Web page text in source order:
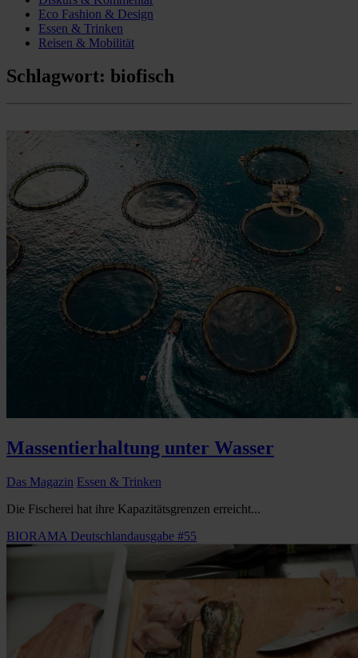
Eco Fashion & Design
Essen & Trinken
Reisen & Mobilität
Schlagwort: biofisch
Massentierhaltung unter Wasser
Das Magazin Essen & Trinken
Die Fischerei hat ihre Kapazitätsgrenzen erreicht...
BIORAMA Deutschlandausgabe #55